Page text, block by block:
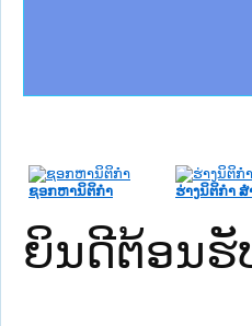
ຊອກຫານິຕິກໍາ ຮ່າງນິຕິກໍາ
ຍິນດີຕ້ອນຮັ